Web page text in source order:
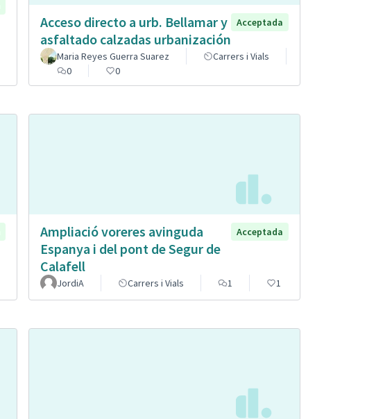
Acceso directo a urb. Bellamar y
asfaltado calzadas urbanización
Acceptada
Maria Reyes Guerra Suarez
Carrers i Vials
0
0
Ampliació voreres avinguda
Espanya i del pont de Segur de
Calafell
Acceptada
JordiA Carrers i Vials 1 1